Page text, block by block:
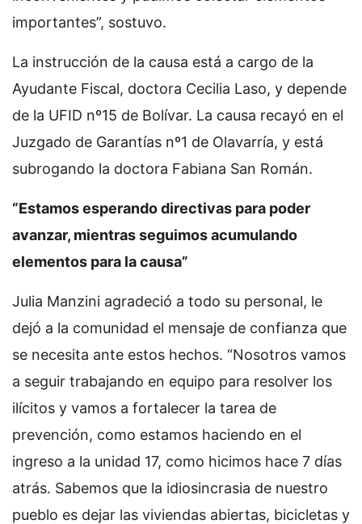
importantes”, sostuvo.
La instrucción de la causa está a cargo de la
Ayudante Fiscal, doctora Cecilia Laso, y depende
de la UFID nº15 de Bolívar. La causa recayó en el
Juzgado de Garantías nº1 de Olavarría, y está
subrogando la doctora Fabiana San Román.
“Estamos esperando directivas para poder
avanzar, mientras seguimos acumulando
elementos para la causa”
Julia Manzini agradeció a todo su personal, le
dejó a la comunidad el mensaje de confianza que
se necesita ante estos hechos. “Nosotros vamos
a seguir trabajando en equipo para resolver los
ilícitos y vamos a fortalecer la tarea de
prevención, como estamos haciendo en el
ingreso a la unidad 17, como hicimos hace 7 días
atrás. Sabemos que la idiosincrasia de nuestro
pueblo es dejar las viviendas abiertas, bicicletas y